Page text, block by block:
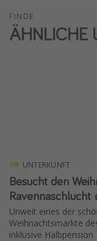
FINDE
ÄHNLICHE
UNTERKUNFT
Besucht den
Ravennaschlucht
Unweit eines der
Weihnachtsmärkte
inklusive Halbpension